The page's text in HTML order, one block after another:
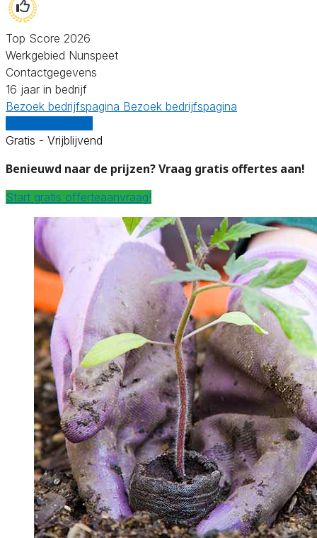
Top Score 2026
Werkgebied Nunspeet
Contactgegevens
16 jaar in bedrijf
Bezoek bedrijfspagina Bezoek bedrijfspagina
Gratis - Vrijblijvend
Benieuwd naar de prijzen? Vraag gratis offertes aan!
Start gratis offerteaanvraag!